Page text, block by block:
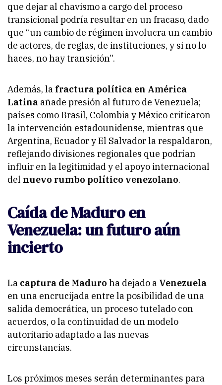
que dejar al chavismo a cargo del proceso
transicional podría resultar en un fracaso, dado
que “un cambio de régimen involucra un cambio
de actores, de reglas, de instituciones, y si no lo
haces, no hay transición”.
Además, la fractura política en América
Latina añade presión al futuro de Venezuela;
países como Brasil, Colombia y México criticaron
la intervención estadounidense, mientras que
Argentina, Ecuador y El Salvador la respaldaron,
reflejando divisiones regionales que podrían
influir en la legitimidad y el apoyo internacional
del nuevo rumbo político venezolano.
Caída de Maduro en
Venezuela: un futuro aún
incierto
La captura de Maduro ha dejado a Venezuela
en una encrucijada entre la posibilidad de una
salida democrática, un proceso tutelado con
acuerdos, o la continuidad de un modelo
autoritario adaptado a las nuevas
circunstancias.
Los próximos meses serán determinantes para